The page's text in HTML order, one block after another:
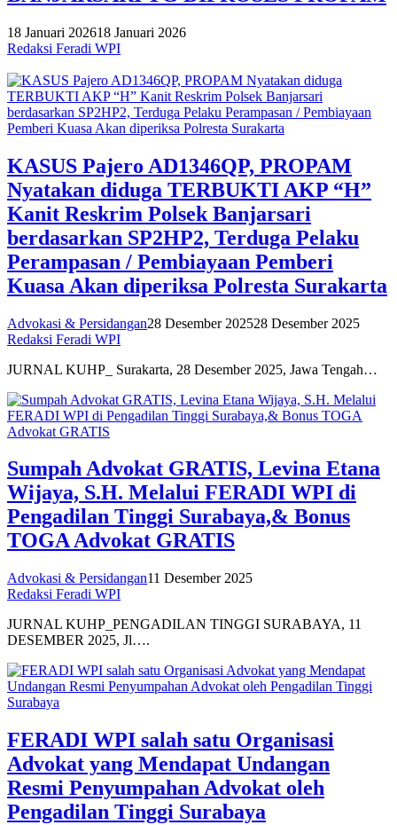
18 Januari 202618 Januari 2026
Redaksi Feradi WPI
KASUS Pajero AD1346QP, PROPAM
Nyatakan diduga TERBUKTI AKP “H”
Kanit Reskrim Polsek Banjarsari
berdasarkan SP2HP2, Terduga Pelaku
Perampasan / Pembiayaan Pemberi
Kuasa Akan diperiksa Polresta Surakarta
Advokasi & Persidangan28 Desember 202528 Desember 2025
Redaksi Feradi WPI
JURNAL KUHP_ Surakarta, 28 Desember 2025, Jawa Tengah…
Sumpah Advokat GRATIS, Levina Etana
Wijaya, S.H. Melalui FERADI WPI di
Pengadilan Tinggi Surabaya,& Bonus
TOGA Advokat GRATIS
Advokasi & Persidangan11 Desember 2025
Redaksi Feradi WPI
JURNAL KUHP_PENGADILAN TINGGI SURABAYA, 11
DESEMBER 2025, Jl….
FERADI WPI salah satu Organisasi
Advokat yang Mendapat Undangan
Resmi Penyumpahan Advokat oleh
Pengadilan Tinggi Surabaya